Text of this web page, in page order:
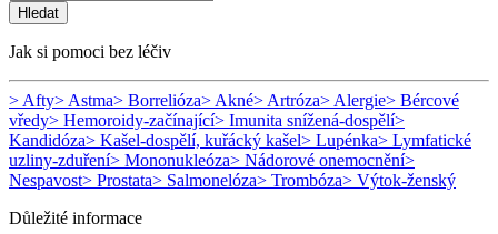
Hledat
Jak si pomoci bez léčiv
> Afty> Astma> Borrelióza> Akné> Artróza> Alergie> Bércové
vředy> Hemoroidy-začínající> Imunita snížená-dospělí>
Kandidóza> Kašel-dospělí, kuřácký kašel> Lupénka> Lymfatické
uzliny-zduření> Mononukleóza> Nádorové onemocnění>
Nespavost> Prostata> Salmonelóza> Trombóza> Výtok-ženský
Důležité informace